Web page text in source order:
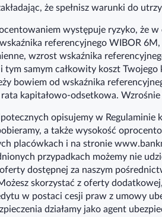
że spełnisz warunki do
występuje ryzyko, że
referencyjnego WIBOR
wzrost wskaźnika
samym całkowity koszt
bowiem od wskaźnika
kapitałowo-odsetkowa.
opisujemy w
a także wysokość
placówkach i na stronie
przypadkach możemy nie
dostępnej za naszym
skorzystać z oferty
w postaci cesji praw z umowy
działamy jako agent